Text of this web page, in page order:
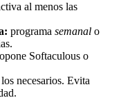
al menos las
programa semanal o
Softaculous o
necesarios. Evita